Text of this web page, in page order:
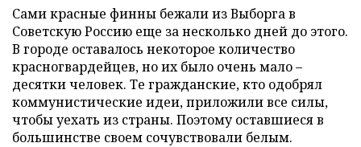
Сами красные финны бежали из Выборга в
Советскую Россию еще за несколько дней до этого.
В городе оставалось некоторое количество
красногвардейцев, но их было очень мало –
десятки человек. Те гражданские, кто одобрял
коммунистические идеи, приложили все силы,
чтобы уехать из страны. Поэтому оставшиеся в
большинстве своем сочувствовали белым.